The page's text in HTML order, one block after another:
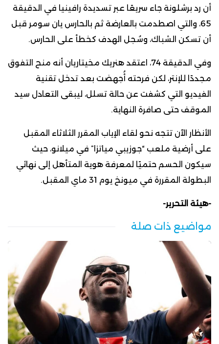
أن رد برشلونة جاء سريعًا عبر تسديدة رافينيا في الدقيقة
65، والتي اصطدمت بالعارضة ثم بالحارس يان سومر قبل
أن تسكن الشباك، وسُجل الهدف كخطأ على الحارس.
وفي الدقيقة 74، اعتقد هنريك مخيتاريان أنه منح التفوق
مجددًا للإنتر، لكن فرحته أُجهضت بعد تدخل تقنية
الفيديو التي كشفت عن حالة تسلل، ليبقى التعادل سيد
الموقف حتى صافرة النهاية.
الأنظار الآن تتجه نحو لقاء الإياب المقرر الثلاثاء المقبل
على أرضية ملعب “جوزيبي مياتزا” في ميلانو، حيث
سيكون الحسم حتميًا لمعرفة هوية المتأهل إلى نهائي
البطولة المقررة في ميونخ يوم 31 ماي المقبل.
-هيئة التحرير-
مواضيع ذات صلة